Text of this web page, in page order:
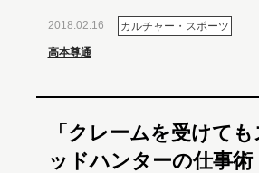
2018.02.16 カルチャー・スポーツ
高本尊通
「クレームを受けて
ッドハンターの仕事術